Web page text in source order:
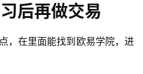
后再做交易
，在里面能找到欧易学院，进